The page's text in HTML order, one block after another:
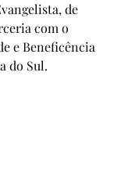
de
com o
e Beneficência
do Sul.